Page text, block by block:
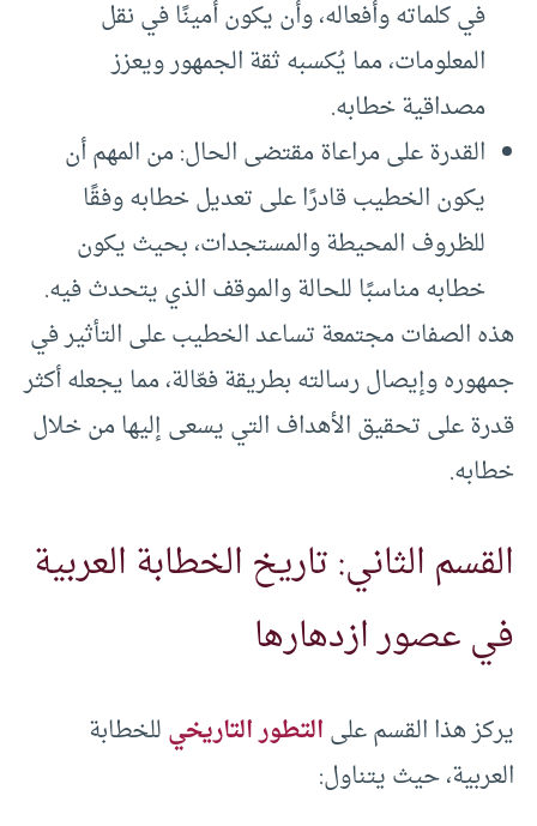
في كلماته وأفعاله، وأن يكون أمينًا في نقل
المعلومات، مما يُكسبه ثقة الجمهور ويعزز
مصداقية خطابه.
القدرة على مراعاة مقتضى الحال: من المهم أن
يكون الخطيب قادرًا على تعديل خطابه وفقًا
للظروف المحيطة والمستجدات، بحيث يكون
خطابه مناسبًا للحالة والموقف الذي يتحدث فيه.
هذه الصفات مجتمعة تساعد الخطيب على التأثير في
جمهوره وإيصال رسالته بطريقة فعّالة، مما يجعله أكثر
قدرة على تحقيق الأهداف التي يسعى إليها من خلال
خطابه.
القسم الثاني: تاريخ الخطابة العربية
في عصور ازدهارها
يركز هذا القسم علىالتطور التاريخيللخطابة
العربية، حيث يتناول: